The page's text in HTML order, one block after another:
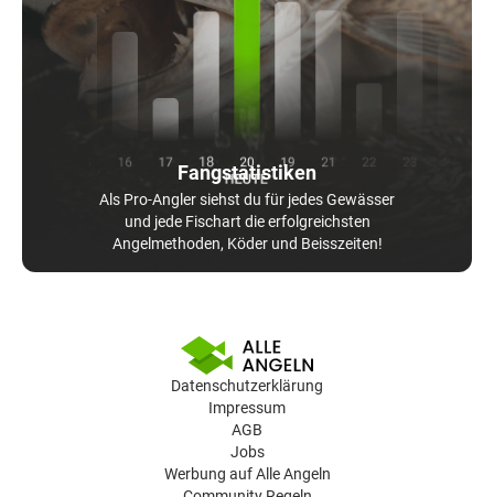
Fangstatistiken
Als Pro-Angler siehst du für jedes Gewässer
und jede Fischart die erfolgreichsten
Angelmethoden, Köder und Beisszeiten!
Datenschutzerklärung
Impressum
AGB
Jobs
Werbung auf Alle Angeln